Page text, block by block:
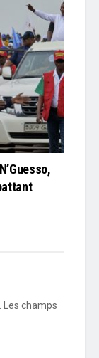
Les champs